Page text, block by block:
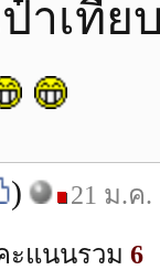
ป๋าเ
) 21 ม.ค.
ะแนนรวม 6